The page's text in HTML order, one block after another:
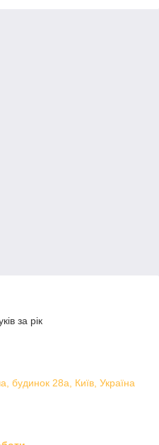
за рік
будинок 28а, Київ, Україна